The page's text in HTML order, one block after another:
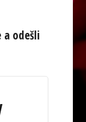
a odešli